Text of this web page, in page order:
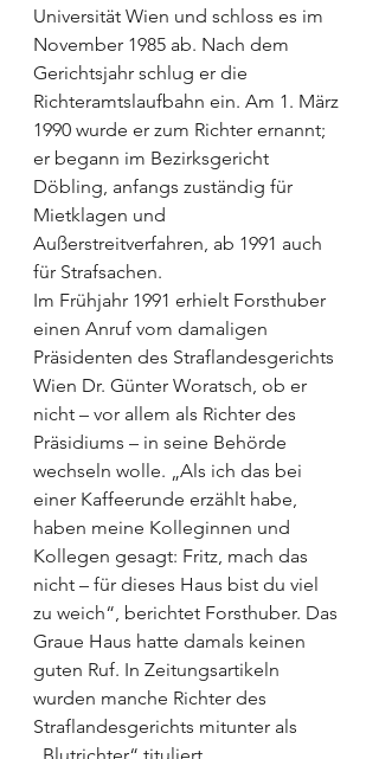
Universität Wien und schloss es im
November 1985 ab. Nach dem
Gerichtsjahr schlug er die
Richteramtslaufbahn ein. Am 1. März
1990 wurde er zum Richter ernannt;
er begann im Bezirksgericht
Döbling, anfangs zuständig für
Mietklagen und
Außerstreitverfahren, ab 1991 auch
für Strafsachen.
Im Frühjahr 1991 erhielt Forsthuber
einen Anruf vom damaligen
Präsidenten des Straflandesgerichts
Wien Dr. Günter Woratsch, ob er
nicht – vor allem als Richter des
Präsidiums – in seine Behörde
wechseln wolle. „Als ich das bei
einer Kaffeerunde erzählt habe,
haben meine Kolleginnen und
Kollegen gesagt: Fritz, mach das
nicht – für dieses Haus bist du viel
zu weich“, berichtet Forsthuber. Das
Graue Haus hatte damals keinen
guten Ruf. In Zeitungsartikeln
wurden manche Richter des
Straflandesgerichts mitunter als